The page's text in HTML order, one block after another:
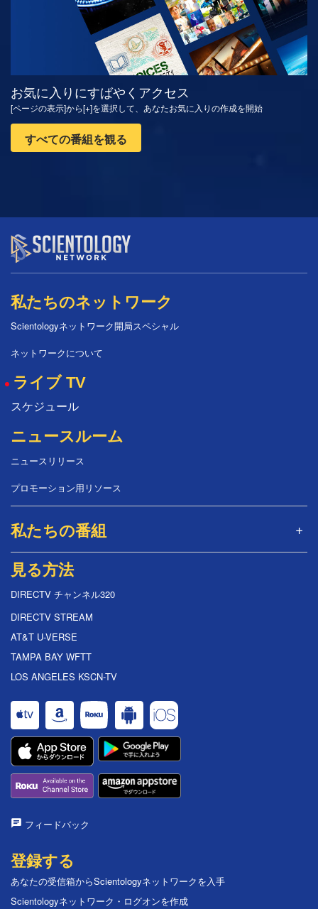
お気に入りにすばやくアクセス
[ページの表示]から[+]を選択して、あなたお気に入りの作成を開始
すべての番組を観る
私たちのネットワーク
Scientologyネットワーク開局スペシャル
ネットワークについて
ライブ TV
スケジュール
ニュースルーム
ニュースリリース
プロモーション用リソース
私たちの番組
見る方法
DIRECTV チャンネル320
DIRECTV STREAM
AT&T U-VERSE
TAMPA BAY WFTT
LOS ANGELES KSCN-TV
フィードバック
登録する
あなたの受信箱からScientologyネットワークを入手
Scientologyネットワーク・ログオンを作成